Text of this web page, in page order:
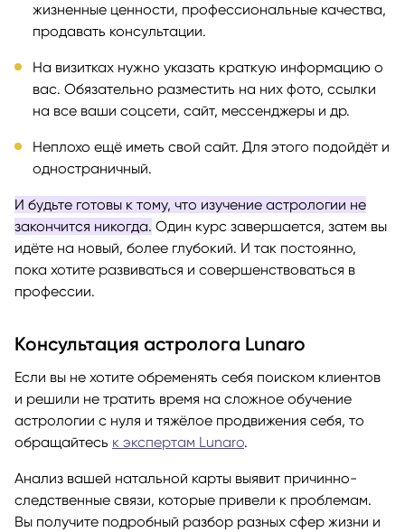
жизненные ценности, профессиональные качества,
продавать консультации.
На визитках нужно указать краткую информацию о
вас. Обязательно разместить на них фото, ссылки
на все ваши соцсети, сайт, мессенджеры и др.
Неплохо ещё иметь свой сайт. Для этого подойдёт и
одностраничный.
И будьте готовы к тому, что изучение астрологии не
закончится никогда. Один курс завершается, затем вы
идёте на новый, более глубокий. И так постоянно,
пока хотите развиваться и совершенствоваться в
профессии.
Консультация астролога Lunaro
Если вы не хотите обременять себя поиском клиентов
и решили не тратить время на сложное обучение
астрологии с нуля и тяжёлое продвижения себя, то
обращайтесь к экспертам Lunaro.
Анализ вашей натальной карты выявит причинно-
следственные связи, которые привели к проблемам.
Вы получите подробный разбор разных сфер жизни и